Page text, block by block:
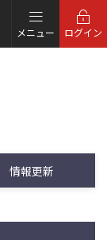
メニュー ログイン
情報更新